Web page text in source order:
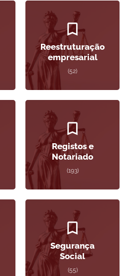
Reestruturação
empresarial
(52)
Registos e
Notariado
(193)
Segurança
Social
(55)